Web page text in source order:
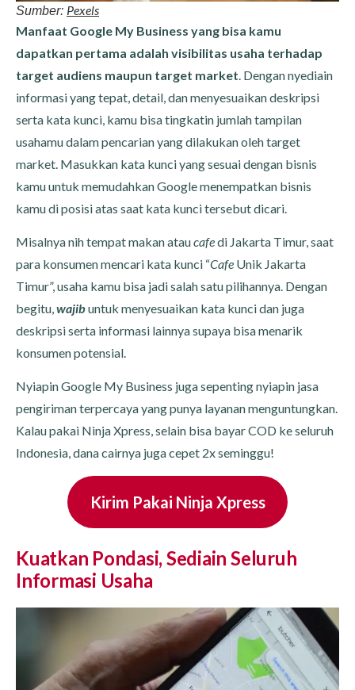
Sumber: Pexels
Manfaat Google My Business yang bisa kamu
dapatkan pertama adalah visibilitas usaha terhadap
target audiens maupun target market . Dengan nyediain
informasi yang tepat, detail, dan menyesuaikan deskripsi
serta kata kunci, kamu bisa tingkatin jumlah tampilan
usahamu dalam pencarian yang dilakukan oleh target
market. Masukkan kata kunci yang sesuai dengan bisnis
kamu untuk memudahkan Google menempatkan bisnis
kamu di posisi atas saat kata kunci tersebut dicari.
Misalnya nih tempat makan ataucafedi Jakarta Timur, saat
para konsumen mencari kata kunci “Cafe Unik Jakarta
Timur”, usaha kamu bisa jadi salah satu pilihannya. Dengan
begitu,wajibuntuk menyesuaikan kata kunci dan juga
deskripsi serta informasi lainnya supaya bisa menarik
konsumen potensial.
Nyiapin Google My Business juga sepenting nyiapin jasa
pengiriman terpercaya yang punya layanan menguntungkan.
Kalau pakai Ninja Xpress, selain bisa bayar COD ke seluruh
Indonesia, dana cairnya juga cepet 2x seminggu!
Kirim Pakai Ninja Xpress
Kuatkan Pondasi, Sediain Seluruh
Informasi Usaha